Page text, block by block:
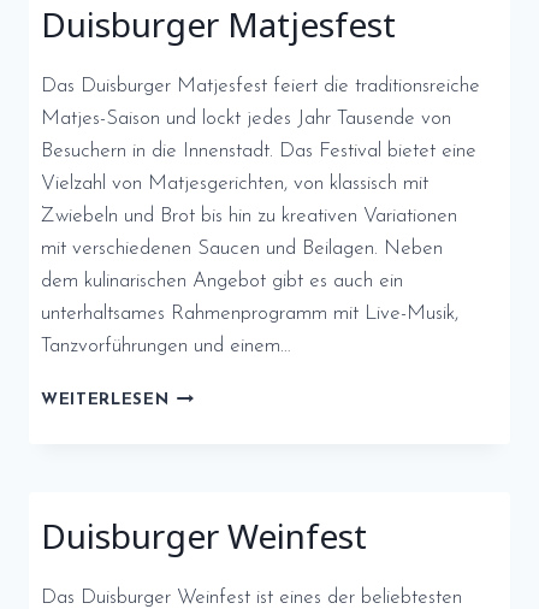
ÜBERSICHT
Duisburger Matjesfest
Das Duisburger Matjesfest feiert die traditionsreiche
Matjes-Saison und lockt jedes Jahr Tausende von
Besuchern in die Innenstadt. Das Festival bietet eine
Vielzahl von Matjesgerichten, von klassisch mit
Zwiebeln und Brot bis hin zu kreativen Variationen
mit verschiedenen Saucen und Beilagen. Neben
dem kulinarischen Angebot gibt es auch ein
unterhaltsames Rahmenprogramm mit Live-Musik,
Tanzvorführungen und einem…
WEITERLESEN DUISBURGER
Duisburger Weinfest
Das Duisburger Weinfest ist eines der beliebtesten